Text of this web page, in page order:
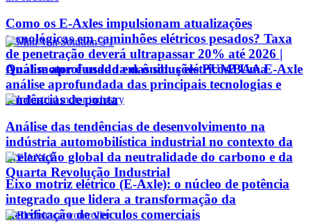
Como os E-Axles impulsionam atualizações
tecnológicas em caminhões elétricos pesados? Taxa
de penetração deverá ultrapassar 20% até 2026 |
Análise aprofundada das soluções PUMBAA E-Axle
Qual motor é usado em ônibus elétricos? Uma
análise aprofundada das principais tecnologias e
tendências de ponta
Análise das tendências de desenvolvimento na
indústria automobilística industrial no contexto da
aceleração global da neutralidade do carbono e da
Quarta Revolução Industrial
Eixo motriz elétrico (E-Axle): o núcleo de potência
integrado que lidera a transformação da
eletrificação de veículos comerciais